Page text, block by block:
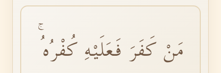
مَنْ كَفَرَ فَعَلَيْهِ كُفْرُهُۚ